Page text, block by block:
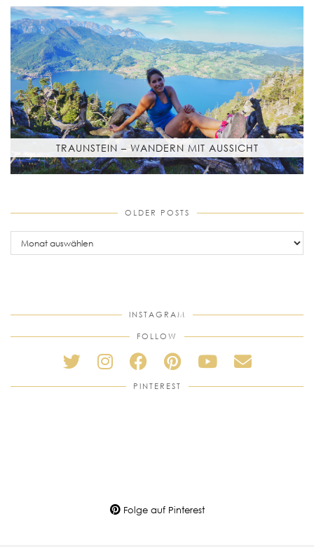
TRAUNSTEIN – WANDERN MIT AUSSICHT
OLDER POSTS
older
posts
INSTAGRAM
FOLLOW
PINTEREST
Folge auf Pinterest